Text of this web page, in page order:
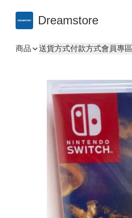
Dreamstore
商品 送貨方式付款方式會員專區